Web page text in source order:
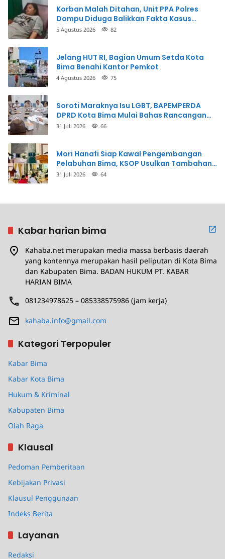
Korban Malah Ditahan, Unit PPA Polres
Dompu Diduga Balikkan Fakta Kasus
Penganiayaan
5 Agustus 2026 82
Jelang HUT RI, Bagian Umum Setda Kota
Bima Benahi Kantor Pemkot
4 Agustus 2026 75
Soroti Maraknya Isu LGBT, BAPEMPERDA
DPRD Kota Bima Mulai Bahas Rancangan
Perda Pencegahan
31 Juli 2026 66
Mori Hanafi Siap Kawal Pengembangan
Pelabuhan Bima, KSOP Usulkan Tambahan
Dermaga Rp400 Miliar
31 Juli 2026 64
Kabar harian bima
Kahaba.net merupakan media massa berbasis daerah
yang kontennya merupakan hasil peliputan di Kota Bima
dan Kabupaten Bima. BADAN HUKUM PT. KABAR
HARIAN BIMA
081234978625 – 085338575986 (jam kerja)
kahaba.info@gmail.com
Kategori Terpopuler
Kabar Bima
Kabar Kota Bima
Hukum & Kriminal
Kabupaten Bima
Olah Raga
Klausal
Pedoman Pemberitaan
Kebijakan Privasi
Klausul Penggunaan
Indeks Berita
Layanan
Redaksi